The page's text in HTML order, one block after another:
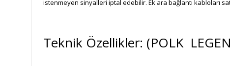
istenmeyen sinyalleri iptal edebilir. Ek ara bağlantı kabloları
Teknik Özellikler: (POLK